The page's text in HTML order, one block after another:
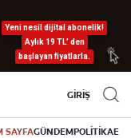
Yeni nesil dijital abonelik!
Aylık 19 TL’ den
başlayan fiyatlarla.
GİRİŞ
SAYFAGÜNDEMPOLİTİKA